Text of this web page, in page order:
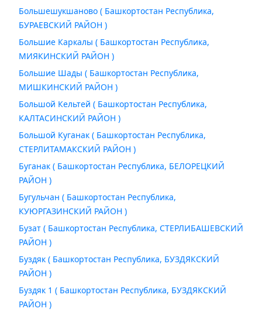
Большешукшаново ( Башкортостан Республика,
БУРАЕВСКИЙ РАЙОН )
Большие Каркалы ( Башкортостан Республика,
МИЯКИНСКИЙ РАЙОН )
Большие Шады ( Башкортостан Республика,
МИШКИНСКИЙ РАЙОН )
Большой Кельтей ( Башкортостан Республика,
КАЛТАСИНСКИЙ РАЙОН )
Большой Куганак ( Башкортостан Республика,
СТЕРЛИТАМАКСКИЙ РАЙОН )
Буганак ( Башкортостан Республика, БЕЛОРЕЦКИЙ
РАЙОН )
Бугульчан ( Башкортостан Республика,
КУЮРГАЗИНСКИЙ РАЙОН )
Бузат ( Башкортостан Республика, СТЕРЛИБАШЕВСКИЙ
РАЙОН )
Буздяк ( Башкортостан Республика, БУЗДЯКСКИЙ
РАЙОН )
Буздяк 1 ( Башкортостан Республика, БУЗДЯКСКИЙ
РАЙОН )